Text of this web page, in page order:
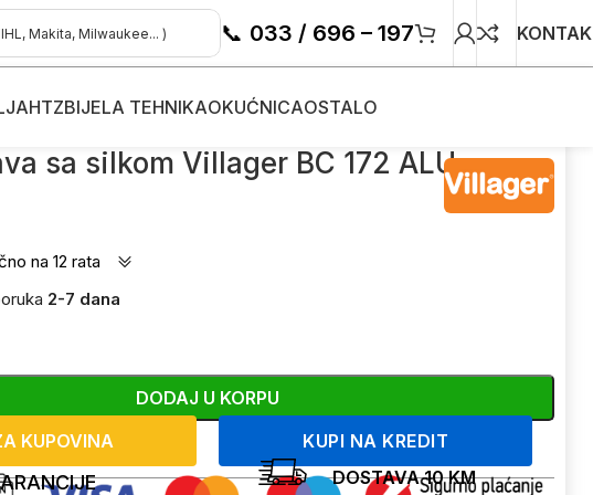
📞 033 / 696 – 197
HTZBIJELA TEHNIKAOKUĆNICAOSTALO
sa silkom Villager BC 172 ALU
na 12 rata
2-7 dana
DODAJ U KORPU
KUPOVINA
KUPI NA KREDIT
DOSTAVA 10 KM